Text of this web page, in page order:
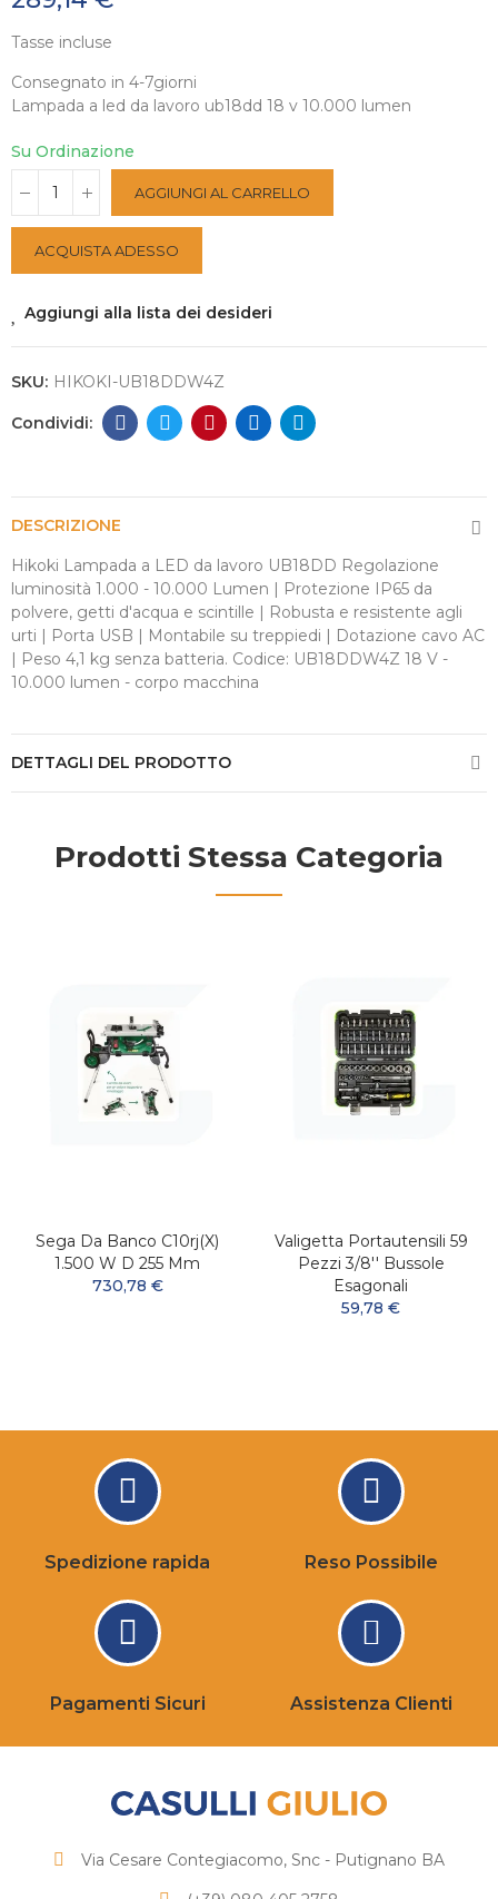
Tasse incluse
Consegnato in 4-7giorni
Lampada a led da lavoro ub18dd 18 v 10.000 lumen
Su Ordinazione
AGGIUNGI AL CARRELLO
ACQUISTA ADESSO
Aggiungi alla lista dei desideri
SKU: HIKOKI-UB18DDW4Z
DESCRIZIONE
Hikoki Lampada a LED da lavoro UB18DD Regolazione
luminosità 1.000 - 10.000 Lumen | Protezione IP65 da
polvere, getti d'acqua e scintille | Robusta e resistente agli
urti | Porta USB | Montabile su treppiedi | Dotazione cavo AC
| Peso 4,1 kg senza batteria. Codice: UB18DDW4Z 18 V -
10.000 lumen - corpo macchina
DETTAGLI DEL PRODOTTO
Prodotti Stessa Categoria
Sega Da Banco C10rj(x)
1.500 W D 255 Mm
730,78 €
Valigetta Portautensili 59
Pezzi 3/8'' Bussole
Esagonali
59,78 €
Spedizione rapida Reso Possibile
Pagamenti Sicuri Assistenza Clienti
Via Cesare Contegiacomo, Snc - Putignano BA